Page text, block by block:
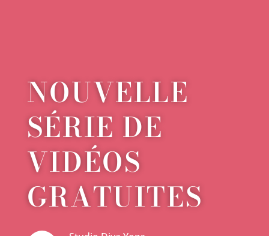
NOUVELLE
SÉRIE DE
VIDÉOS
GRATUITES